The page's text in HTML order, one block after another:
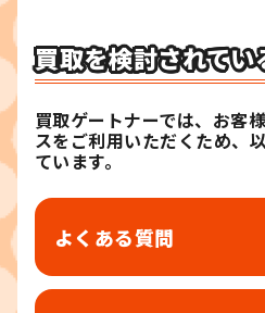
買取を検討されてい
買取ゲートナーでは、お客
スをご利用いただくため、
ています。
よくある質問